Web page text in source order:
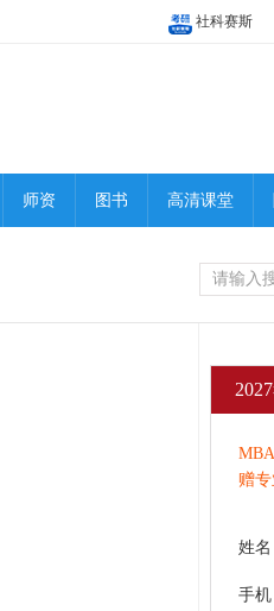
社科赛斯
师资 图书 高清课堂
赠专
姓名
手机